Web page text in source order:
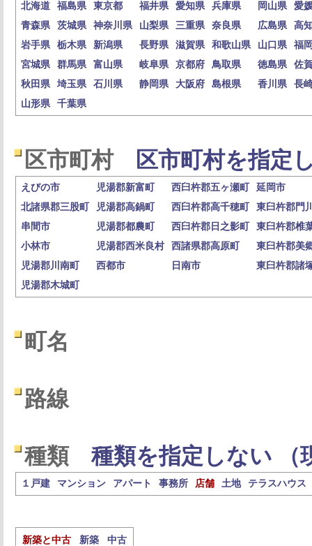
北海道 福島県 東京都 福井県 愛知県 兵庫県 岡山県
愛
青森県
茨城県 神奈川県 山梨県 三重県 奈良県 広島県
高
岩手県
栃木県 新潟県 長野県 滋賀県 和歌山県 山口県
福
宮城県
群馬県 富山県 岐阜県 京都府 鳥取県 徳島県
佐
秋田県
埼玉県 石川県 静岡県 大阪府 島根県 香川県
長
山形県
千葉県
区市町村 区市町村を指定
えびの市 児湯郡新富町 西臼杵郡五ヶ瀬町
延岡市
北諸県郡三股町
児湯郡高鍋町 西臼杵郡高千穂町
東臼杵郡門
串間市
児湯郡都農町 西臼杵郡日之影町
東臼杵郡椎
小林市
児湯郡西米良村 西諸県郡高原町
東臼杵郡美
児湯郡川南町
西都市 日南市
東臼杵郡諸
児湯郡木城町
町名
路線
種類 種類を指定しない （
１戸建 マンション アパート 事務所 店舗 土地 テラスハウス
新築と中古 新築 中古